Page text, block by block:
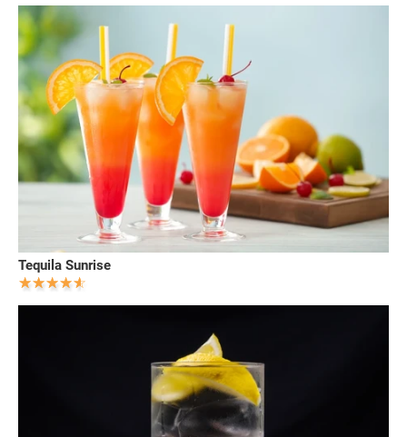
Tequila Sunrise